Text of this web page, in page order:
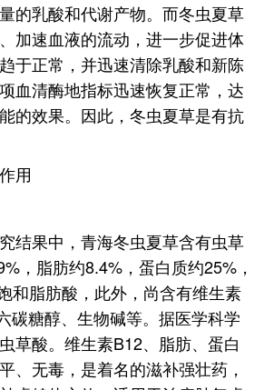
的乳酸和代谢产物。而冬虫夏草
加速血液的流动，进一步促进体
于正常，并迅速清除乳酸和新陈
血清酶地指标迅速恢复正常，达
的效果。因此，冬虫夏草是有抗
用
结果中，青海冬虫夏草含有虫草
，脂肪约8.4%，蛋白质约25%，
和脂肪酸，此外，尚含有维生素
碳糖醇、生物碱等。据医学科学
草酸。维生素B12、脂肪、蛋白
、无毒，是着名的滋补强壮药，